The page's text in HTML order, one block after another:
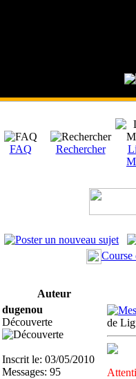
FAQ Rechercher
Auteur
dugenou
Découverte
Inscrit le: 03/05/2010
Messages: 95
de